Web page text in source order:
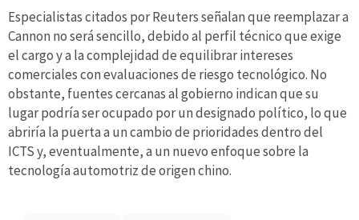
Especialistas citados por Reuters señalan que reemplazar a
Cannon no será sencillo, debido al perfil técnico que exige
el cargo y a la complejidad de equilibrar intereses
comerciales con evaluaciones de riesgo tecnológico. No
obstante, fuentes cercanas al gobierno indican que su
lugar podría ser ocupado por un designado político, lo que
abriría la puerta a un cambio de prioridades dentro del
ICTS y, eventualmente, a un nuevo enfoque sobre la
tecnología automotriz de origen chino.